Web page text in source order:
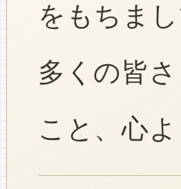
をもちま
多くの皆
こと、心